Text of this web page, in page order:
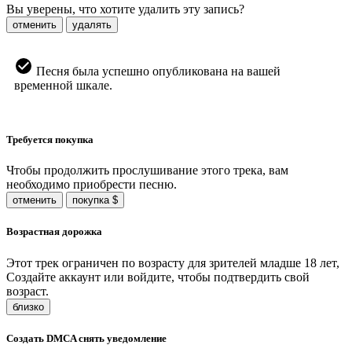
Вы уверены, что хотите удалить эту запись?
отменить удалять
Песня была успешно опубликована на вашей
временной шкале.
Требуется покупка
Чтобы продолжить прослушивание этого трека, вам
необходимо приобрести песню.
отменить покупка $
Возрастная дорожка
Этот трек ограничен по возрасту для зрителей младше 18 лет,
Создайте аккаунт или войдите, чтобы подтвердить свой
возраст.
близко
Создать DMCA снять уведомление